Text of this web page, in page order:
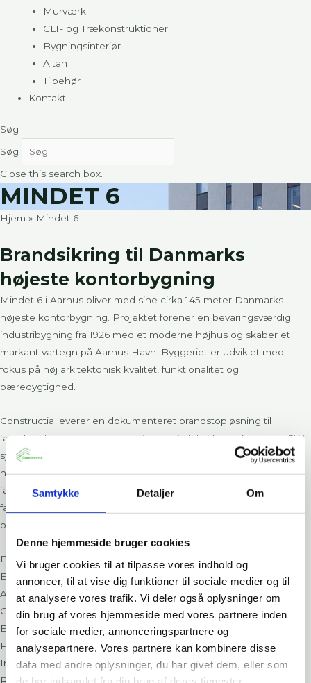
Samtykke Detaljer Om
Denne hjemmeside bruger cookies
Vi bruger cookies til at tilpasse vores indhold og
annoncer, til at vise dig funktioner til sociale medier og til
at analysere vores trafik. Vi deler også oplysninger om
din brug af vores hjemmeside med vores partnere inden
for sociale medier, annonceringspartnere og
analysepartnere. Vores partnere kan kombinere disse
data med andre oplysninger, du har givet dem, eller som
Murværk
CLT- og Trækonstruktioner
Bygningsinteriør
Altan
Tilbehør
Kontakt
Søg
Søg
Close this search box.
MINDET 6
Hjem » Mindet 6
Brandsikring til Danmarks
højeste kontorbygning
Mindet 6 i Aarhus bliver med sine cirka 145 meter Danmarks
højeste kontorbygning. Projektet forener en bevaringsværdig
industribygning fra 1926 med et moderne højhus og skaber et
markant vartegn på Aarhus Havn. Byggeriet er udviklet med
fokus på høj arkitektonisk kvalitet, funktionalitet og
bæredygtighed.
Constructia leverer en dokumenteret brandstopløsning til
facadehulrummene som en integreret del af klimaskærmen. CW-
systemet skaber effektiv brandmæssig opdeling og er udviklet til
høje og komplekse bygninger med avancerede
facadekonstruktioner. Løsningen tilpasses de præfabrikerede
facadeelementer og understøtter projektets høje krav til både
brandsikkerhed og arkitektur.
Bygherre
Ejendomsselskabet Olav de Linde
Arkitekt
C.F. Møller Architects
Entreprenør
Per Aarsleff A/S
Ingeniør
Rambøll A/S